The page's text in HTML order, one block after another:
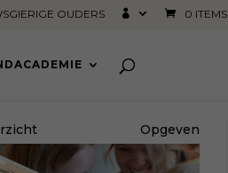
OUDERS 0 ITEMS
Opgeven